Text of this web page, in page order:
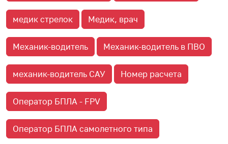
медик стрелок Медик, врач
Механик-водитель Механик-водитель в ПВО
механик-водитель САУ Номер расчета
Оператор БПЛА - FPV
Оператор БПЛА самолетного типа